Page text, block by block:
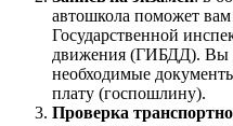
автошкола поможет вам
Государственной
движения (ГИБДД). Вы
необходимые
плату (госпошлину).
Проверка